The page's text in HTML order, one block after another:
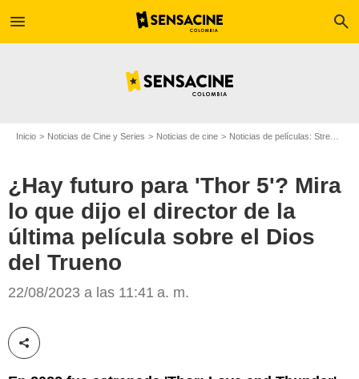
menu search
Inicio Noticias de Cine y Series Noticias de cine Noticias de películas: Streaming
¿Hay futuro para 'Thor 5'? Mira
lo que dijo el director de la
última película sobre el Dios
del Trueno
22/08/2023 a las 11:41 a. m.
Compartir esta noticia